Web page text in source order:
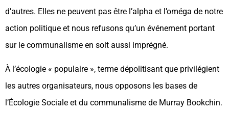
d’autres. Elles ne peuvent pas être l’alpha et l’oméga de notre
action politique et nous refusons qu’un événement portant
sur le communalisme en soit aussi imprégné.
À l’écologie « populaire », terme dépolitisant que privilégient
les autres organisateurs, nous opposons les bases de
l’Écologie Sociale et du communalisme de Murray Bookchin.